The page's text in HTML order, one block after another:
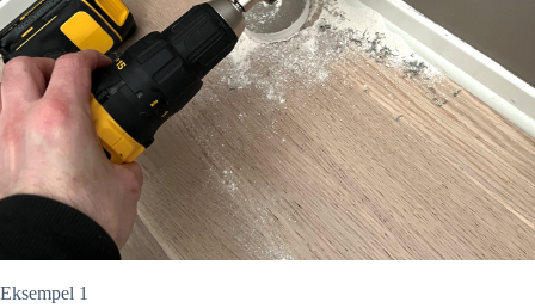
Eksempel 1